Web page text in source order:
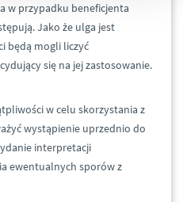
w przypadku beneficjenta
Jako że ulga jest
będą mogli liczyć
się na jej zastosowanie.
w celu skorzystania z
wystąpienie uprzednio do
interpretacji
ewentualnych sporów z